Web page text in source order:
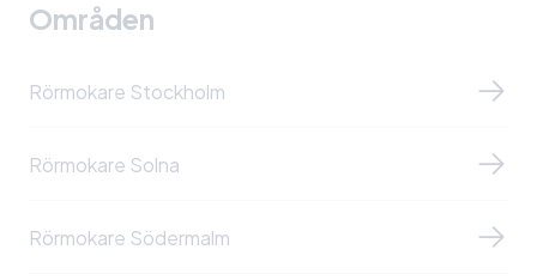
Områden
Rörmokare Stockholm
Rörmokare Solna
Rörmokare Södermalm